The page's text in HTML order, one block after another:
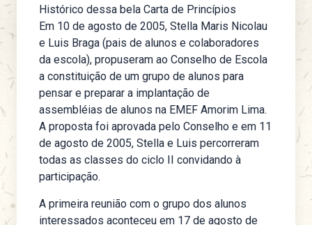
Histórico dessa bela Carta de Princípios
Em 10 de agosto de 2005, Stella Maris Nicolau
e Luis Braga (pais de alunos e colaboradores
da escola), propuseram ao Conselho de Escola
a constituição de um grupo de alunos para
pensar e preparar a implantação de
assembléias de alunos na EMEF Amorim Lima.
A proposta foi aprovada pelo Conselho e em 11
de agosto de 2005, Stella e Luis percorreram
todas as classes do ciclo II convidando à
participação.
A primeira reunião com o grupo dos alunos
interessados aconteceu em 17 de agosto de